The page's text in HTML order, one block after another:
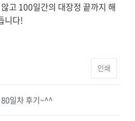
고 100일간의 대장정 끝까지 해
니다!
인쇄
일차 후기~^^